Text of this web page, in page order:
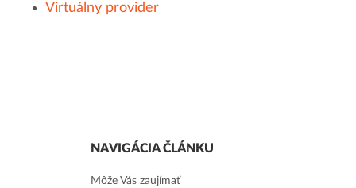
Virtuálny provider
NAVIGÁCIA ČLÁNKU
Môže Vás zaujímať